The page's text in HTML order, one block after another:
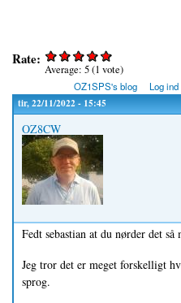
Rate:
Average: 5(1 vote)
OZ1SPS's blog Log ind
tir, 22/11/2022 - 15:45
OZ8CW
Fedt sebastian at du nørder det
Jeg tror det er meget forskelligt
sprog.